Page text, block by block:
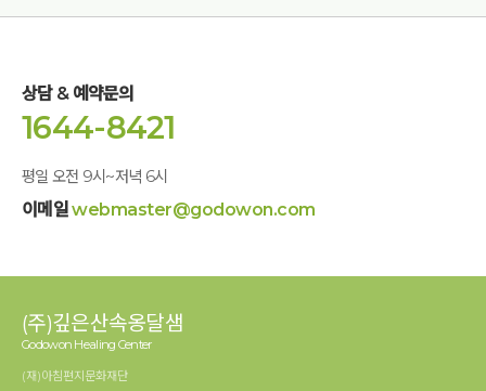
상담 & 예약문의
1644-8421
평일 오전 9시~저녁 6시
이메일webmaster@godowon.com
(주)깊은산속옹달샘
Godowon Healing Center
(재)아침편지문화재단